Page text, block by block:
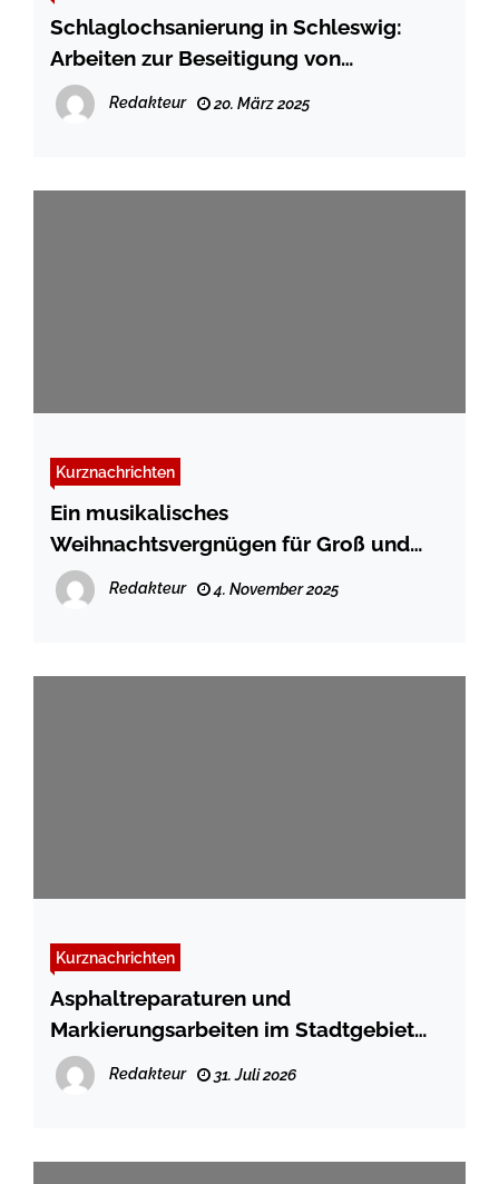
Schlaglochsanierung in Schleswig:
Arbeiten zur Beseitigung von
Winterschäden haben begonnen
Redakteur 20. März 2025
Kurznachrichten
Ein musikalisches
Weihnachtsvergnügen für Groß und
Klein in der Stadtbücherei Schleswig
Redakteur 4. November 2025
Kurznachrichten
Asphaltreparaturen und
Markierungsarbeiten im Stadtgebiet
Schleswig
Redakteur 31. Juli 2026